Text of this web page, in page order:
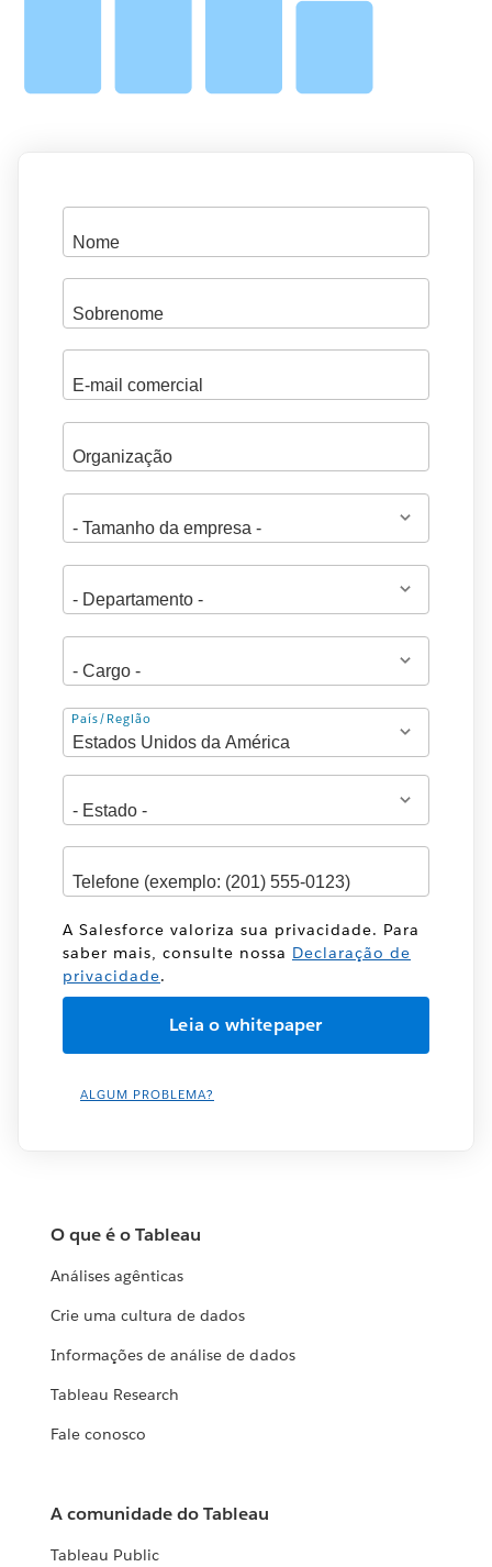
Endereço
País/Região
A Salesforce valoriza sua privacidade. Para
saber mais, consulte nossa Declaração de
privacidade.
ALGUM PROBLEMA?
O que é o Tableau
Análises agênticas
Crie uma cultura de dados
Informações de análise de dados
Tableau Research
Fale conosco
A comunidade do Tableau
Tableau Public